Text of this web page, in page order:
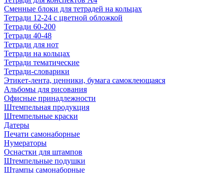
Сменные блоки для тетрадей на кольцах
Тетради 12-24 с цветной обложкой
Тетради 60-200
Тетради 40-48
Тетради для нот
Тетради на кольцах
Тетради тематические
Тетради-словарики
Этикет-лента, ценники, бумага самоклеющаяся
Альбомы для рисования
Офисные принадлежности
Штемпельная продукция
Штемпельные краски
Датеры
Печати самонаборные
Нумераторы
Оснастки для штампов
Штемпельные подушки
Штампы самонаборные